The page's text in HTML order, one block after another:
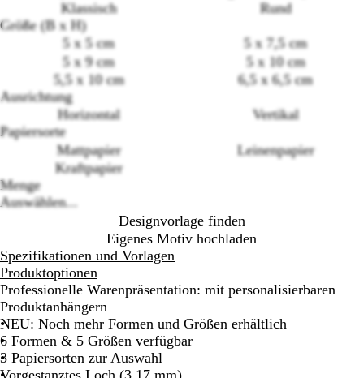
Klassisch
Rund
Größe (B x H)
5 x 5 cm
5 x 7,5 cm
5 x 9 cm
5 x 10 cm
5,5 x 10 cm
6,5 x 6,5 cm
Ausrichtung
Horizontal
Vertikal
Papiersorte
Mattpapier
Leinenpapier
Kraftpapier
Menge
Auswählen...
Designvorlage finden
Eigenes Motiv hochladen
Spezifikationen und Vorlagen
Produktoptionen
Professionelle Warenpräsentation: mit personalisierbaren
Produktanhängern
NEU: Noch mehr Formen und Größen erhältlich
6 Formen & 5 Größen verfügbar
3 Papiersorten zur Auswahl
Vorgestanztes Loch (3,17 mm)